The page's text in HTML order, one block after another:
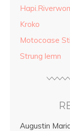
Kroko
Motocoase
Strung lemn
Augustin